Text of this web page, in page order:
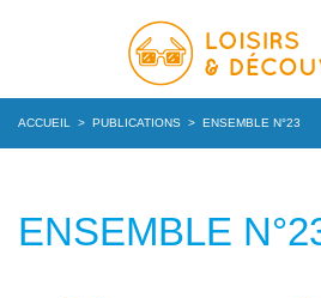
ACCUEIL > PUBLICATIONS > ENSEMBLE N°23
ENSEMBLE